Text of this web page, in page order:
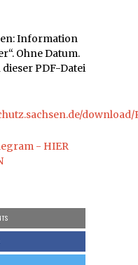
Information
Ohne Datum.
dieser PDF-Datei
- HIER